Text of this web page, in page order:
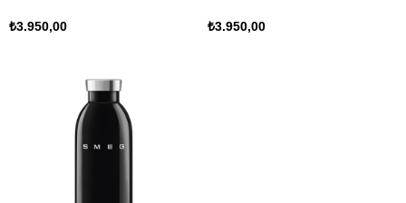
₺3.950,00 ₺3.950,00